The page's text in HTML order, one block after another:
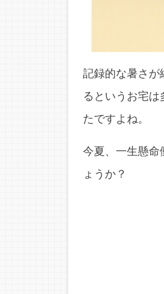
記録的な暑さが
るというお宅
たですよね。
今夏、一生懸命
ょうか？